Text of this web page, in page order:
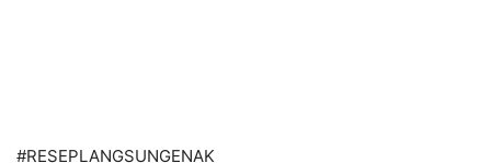
#RESEPLANGSUNGENAK